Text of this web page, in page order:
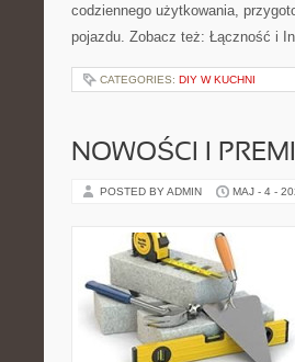
codziennego użytkowania,
pojazdu. Zobacz też: Łączność i
CATEGORIES: DIY W KUCHNI
NOWOŚCI I
POSTED BY ADMIN MAJ - 4 -